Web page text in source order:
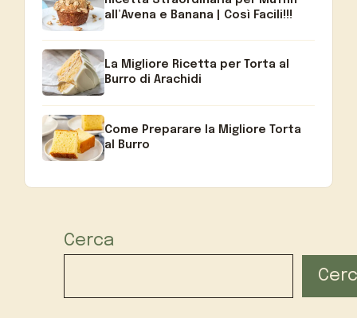
all’Avena e Banana | Così Facili!!!
La Migliore Ricetta per Torta al
Burro di Arachidi
Come Preparare la Migliore Torta
al Burro
Cerca